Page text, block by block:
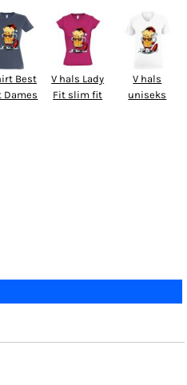
Best
Dames
V hals Lady
Fit slim fit
V hals
uniseks